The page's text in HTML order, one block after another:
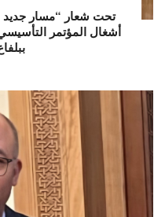
تحت شعار “مسار جديد
أشغال المؤتمر